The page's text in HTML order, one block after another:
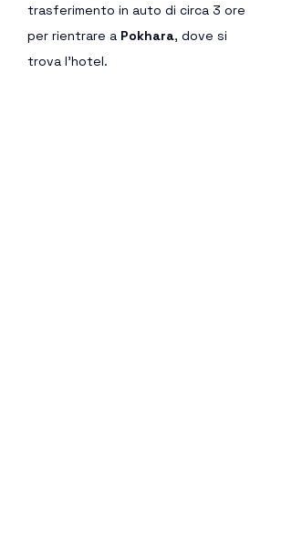
trasferimento in auto di circa 3 ore
per rientrare a Pokhara, dove si
trova l'hotel.